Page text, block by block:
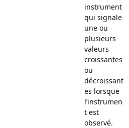
instrument
qui signale
une ou
plusieurs
valeurs
croissantes
ou
décroissant
es lorsque
l’instrumen
t est
observé.